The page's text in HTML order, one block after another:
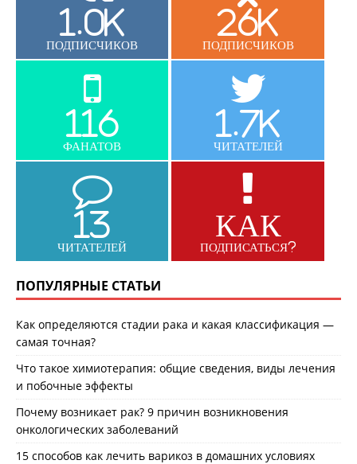
1.0K
ПОДПИСЧИКОВ
26K
ПОДПИСЧИКОВ
116
ФАНАТОВ
1.7K
ЧИТАТЕЛЕЙ
13
ЧИТАТЕЛЕЙ
КАК
ПОДПИСАТЬСЯ?
ПОПУЛЯРНЫЕ СТАТЬИ
Как определяются стадии рака и какая классификация —
самая точная?
Что такое химиотерапия: общие сведения, виды лечения
и побочные эффекты
Почему возникает рак? 9 причин возникновения
онкологических заболеваний
15 способов как лечить варикоз в домашних условиях